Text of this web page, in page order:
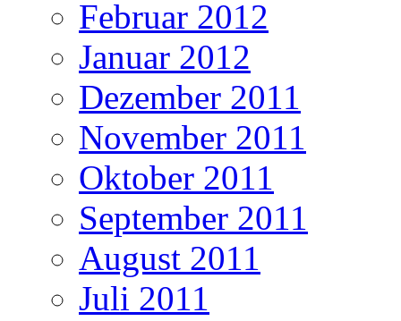
Februar 2012
Januar 2012
Dezember 2011
November 2011
Oktober 2011
September 2011
August 2011
Juli 2011